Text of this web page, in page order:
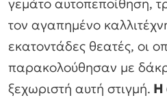
τον αγαπημένο
εκατοντάδες θεατές, οι
παρακολούθησαν με
ξεχωριστή αυτή στιγμή. Η